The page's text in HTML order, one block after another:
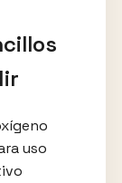
uso